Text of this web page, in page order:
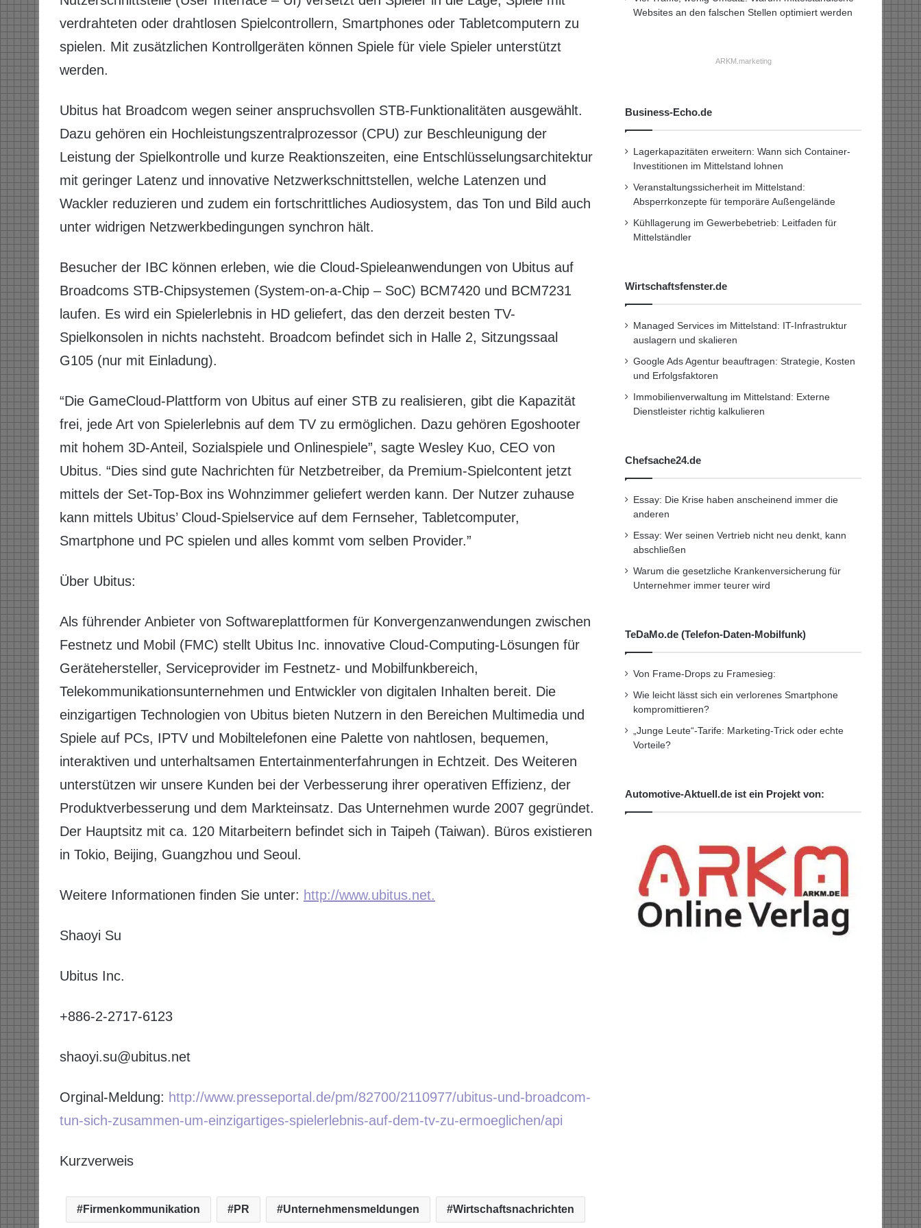
verdrahteten oder drahtlosen Spielcontrollern, Smartphones oder Tabletcomputern zu
spielen. Mit zusätzlichen Kontrollgeräten können Spiele für viele Spieler unterstützt
werden.
Ubitus hat Broadcom wegen seiner anspruchsvollen STB-Funktionalitäten ausgewählt.
Dazu gehören ein Hochleistungszentralprozessor (CPU) zur Beschleunigung der
Leistung der Spielkontrolle und kurze Reaktionszeiten, eine Entschlüsselungsarchitektur
mit geringer Latenz und innovative Netzwerkschnittstellen, welche Latenzen und
Wackler reduzieren und zudem ein fortschrittliches Audiosystem, das Ton und Bild auch
unter widrigen Netzwerkbedingungen synchron hält.
Besucher der IBC können erleben, wie die Cloud-Spieleanwendungen von Ubitus auf
Broadcoms STB-Chipsystemen (System-on-a-Chip – SoC) BCM7420 und BCM7231
laufen. Es wird ein Spielerlebnis in HD geliefert, das den derzeit besten TV-
Spielkonsolen in nichts nachsteht. Broadcom befindet sich in Halle 2, Sitzungssaal
G105 (nur mit Einladung).
“Die GameCloud-Plattform von Ubitus auf einer STB zu realisieren, gibt die Kapazität
frei, jede Art von Spielerlebnis auf dem TV zu ermöglichen. Dazu gehören Egoshooter
mit hohem 3D-Anteil, Sozialspiele und Onlinespiele”, sagte Wesley Kuo, CEO von
Ubitus. “Dies sind gute Nachrichten für Netzbetreiber, da Premium-Spielcontent jetzt
mittels der Set-Top-Box ins Wohnzimmer geliefert werden kann. Der Nutzer zuhause
kann mittels Ubitus’ Cloud-Spielservice auf dem Fernseher, Tabletcomputer,
Smartphone und PC spielen und alles kommt vom selben Provider.”
Über Ubitus:
Als führender Anbieter von Softwareplattformen für Konvergenzanwendungen zwischen
Festnetz und Mobil (FMC) stellt Ubitus Inc. innovative Cloud-Computing-Lösungen für
Gerätehersteller, Serviceprovider im Festnetz- und Mobilfunkbereich,
Telekommunikationsunternehmen und Entwickler von digitalen Inhalten bereit. Die
einzigartigen Technologien von Ubitus bieten Nutzern in den Bereichen Multimedia und
Spiele auf PCs, IPTV und Mobiltelefonen eine Palette von nahtlosen, bequemen,
interaktiven und unterhaltsamen Entertainmenterfahrungen in Echtzeit. Des Weiteren
unterstützen wir unsere Kunden bei der Verbesserung ihrer operativen Effizienz, der
Produktverbesserung und dem Markteinsatz. Das Unternehmen wurde 2007 gegründet.
Der Hauptsitz mit ca. 120 Mitarbeitern befindet sich in Taipeh (Taiwan). Büros existieren
in Tokio, Beijing, Guangzhou und Seoul.
Weitere Informationen finden Sie unter: http://www.ubitus.net.
Shaoyi Su
Ubitus Inc.
+886-2-2717-6123
shaoyi.su@ubitus.net
Orginal-Meldung: http://www.presseportal.de/pm/82700/2110977/ubitus-und-broadcom-
tun-sich-zusammen-um-einzigartiges-spielerlebnis-auf-dem-tv-zu-ermoeglichen/api
Kurzverweis
Firmenkommunikation PR Unternehmensmeldungen Wirtschaftsnachrichten
Websites an den falschen Stellen optimiert werden
ARKM.marketing
Business-Echo.de
Lagerkapazitäten erweitern: Wann sich Container-
Investitionen im Mittelstand lohnen
Veranstaltungssicherheit im Mittelstand:
Absperrkonzepte für temporäre Außengelände
Kühllagerung im Gewerbebetrieb: Leitfaden für
Mittelständler
Wirtschaftsfenster.de
Managed Services im Mittelstand: IT-Infrastruktur
auslagern und skalieren
Google Ads Agentur beauftragen: Strategie, Kosten
und Erfolgsfaktoren
Immobilienverwaltung im Mittelstand: Externe
Dienstleister richtig kalkulieren
Chefsache24.de
Essay: Die Krise haben anscheinend immer die
anderen
Essay: Wer seinen Vertrieb nicht neu denkt, kann
abschließen
Warum die gesetzliche Krankenversicherung für
Unternehmer immer teurer wird
TeDaMo.de (Telefon-Daten-Mobilfunk)
Von Frame-Drops zu Framesieg:
Wie leicht lässt sich ein verlorenes Smartphone
kompromittieren?
„Junge Leute“-Tarife: Marketing-Trick oder echte
Vorteile?
Automotive-Aktuell.de ist ein Projekt von: